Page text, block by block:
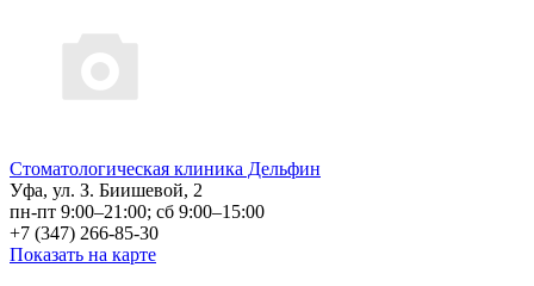
Стоматологическая клиника Дельфин
Уфа, ул. З. Биишевой, 2
пн-пт 9:00–21:00; сб 9:00–15:00
+7 (347) 266-85-30
Показать на карте